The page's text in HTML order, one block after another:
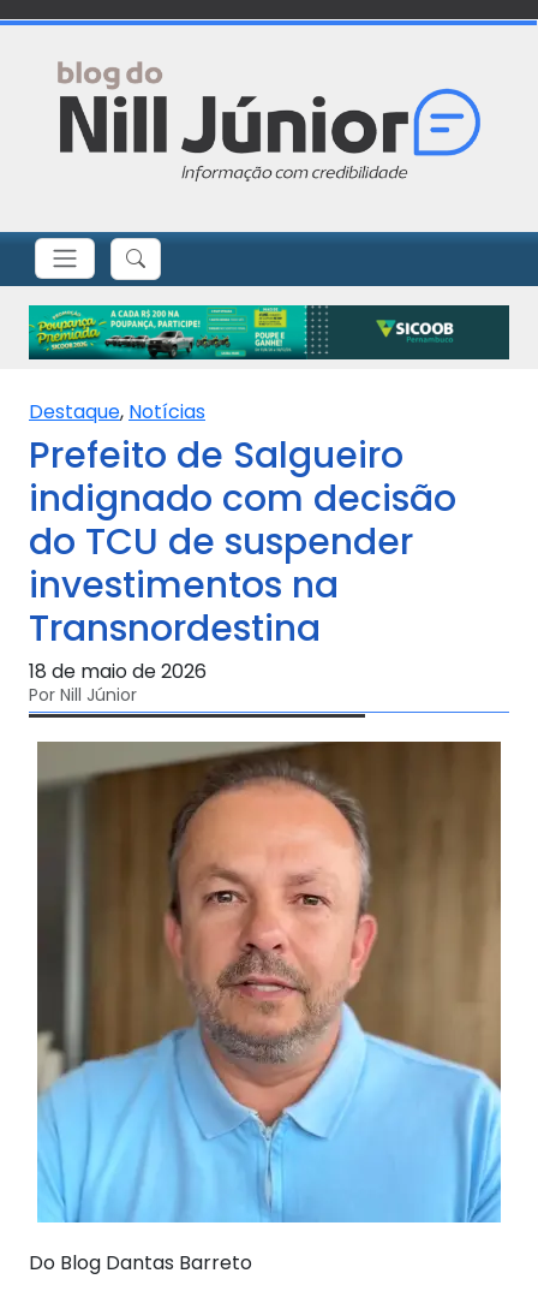
Destaque, Notícias
Prefeito de Salgueiro
indignado com decisão
do TCU de suspender
investimentos na
Transnordestina
18 de maio de 2026
Por Nill Júnior
Do Blog Dantas Barreto